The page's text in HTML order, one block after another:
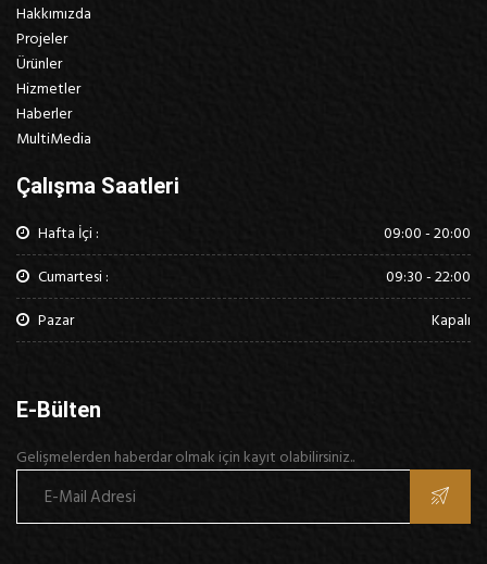
Hakkımızda
Projeler
Ürünler
Hizmetler
Haberler
MultiMedia
Çalışma Saatleri
Hafta İçi :
09:00 - 20:00
Cumartesi :
09:30 - 22:00
Pazar
Kapalı
E-Bülten
Gelişmelerden haberdar olmak için kayıt olabilirsiniz..